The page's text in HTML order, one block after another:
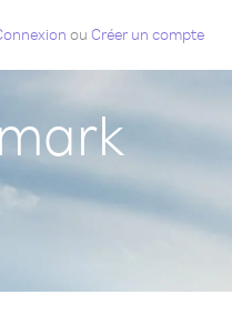
ou Créer un compte